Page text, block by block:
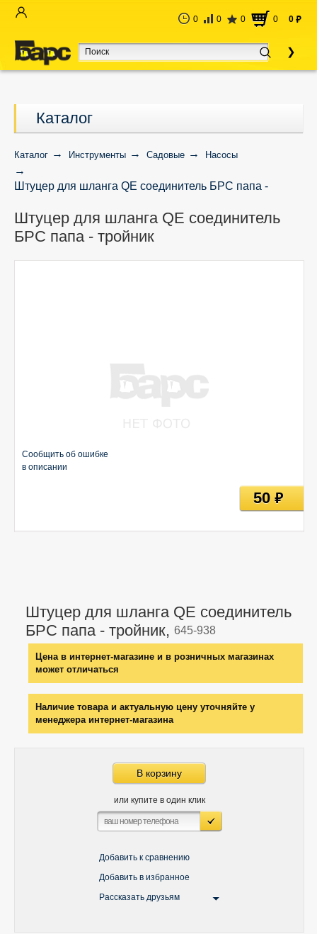
0 0 0 0 0 руб
Каталог
Каталог Инструменты Садовые Насосы
Штуцер для шланга QE соединитель БРС папа -
Штуцер для шланга QE соединитель
БРС папа - тройник
Штуцер для шланга QE соединитель
БРС папа - тройник, 645-938
Цена в интернет-магазине и в розничных магазинах
может отличаться
Наличие товара и актуальную цену уточняйте у
менеджера интернет-магазина
В корзину
или купите в один клик
Добавить к сравнению
Добавить в избранное
Рассказать друзьям
Сообщить об ошибке
в описании
50руб